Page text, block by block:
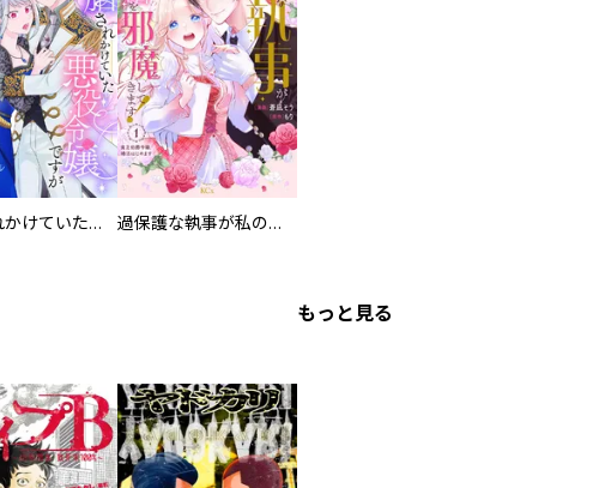
洗脳されかけていた悪役令嬢ですが家出を決意しました。【電子単行本版／特典おまけ付き】 過保護な執事が私の婚活を邪魔してきます！ 分冊版
もっと見る